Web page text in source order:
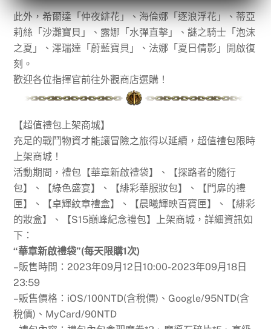
此外，希爾達「仲夜緋花」、海倫娜「逐浪浮花」、蒂亞
莉絲「沙灘寶貝」、露娜「水彈直擊」、謎之騎士「泡沫
之夏」、澤瑞達「蔚藍寶貝」、法娜「夏日倩影」開啟復
刻。
歡迎各位指揮官前往外觀商店選購！
【超值禮包上架商城】
充足的戰鬥物資才能讓冒險之旅得以延續，超值禮包限時
上架商城！
活動期間，禮包【華章新啟禮袋】、【探路者的隨行
包】、【綠色盛宴】、【緋彩華服妝包】、【門扉的禮
匣】、【卓輝紋章禮盒】、【晨曦輝映百寶匣】、【緋彩
的妝盒】、【S15巔峰紀念禮包】上架商城，詳細資訊如
下：
“華章新啟禮袋”(每天限購1次)
–販售時間：2023年09月12日10:00-2023年09月18日
23:59
–販售價格：iOS/100NTD(含稅價)、Google/95NTD(含
稅價)、MyCard/90NTD